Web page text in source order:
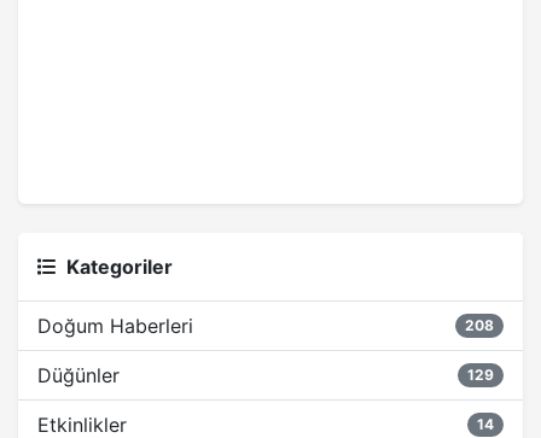
Kategoriler
Doğum Haberleri 208
Düğünler 129
Etkinlikler 14